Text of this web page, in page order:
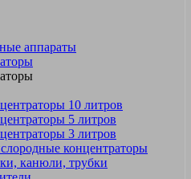
аппараты
10 литров
5 литров
3 литров
концентраторы
канюли, трубки